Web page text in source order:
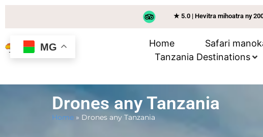
★ 5.0 | Hevitra mihoatra ny
Home Safari
Tanzania Destinations
Drones any Tanzania
Home » Drones any Tanzania
MG